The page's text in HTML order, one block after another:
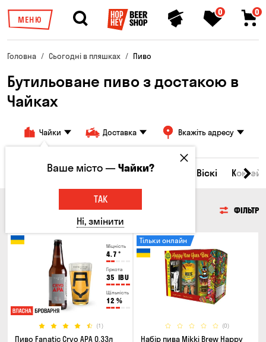
МЕНЮ
0 0
Головна Сьогодні в пляшках Пиво
Бутильоване пиво з достакою в
Чайках
Чайки Доставка Вкажіть адресу
Всі товари Пиво Сидр Віскі
ФІЛЬТР
Міцність
4.7 °
Гіркота
35 IBU
Щільність
12 %
(1)
Пиво Fanatic Cryo APA 0.33л
(0)
Тільки онлайн
Набір пива Mikki Brew Happy
Ваше місто —Чайки?
ТАК
Ні, змінити